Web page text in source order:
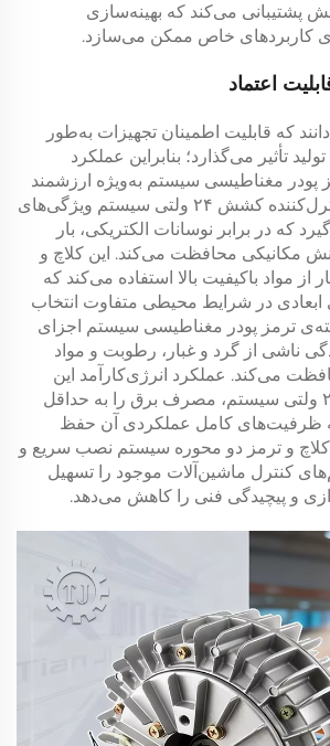
پشتیبانی می‌کند که بهینه‌سازی
کاربردهای خاص ممکن می‌سازد.
اعتماد
که قابلیت اطمینان تجهیزات به‌طور
تأثیر می‌گذارد؛ بنابراین عملکرد
پودر مغناطیسی سیستم به‌ویژه ارزشمند
کشش ۲۴ ولتی
سیستم ویژگی‌های
که در برابر نوسانات الکتریکی، بار
مکانیکی محافظت می‌کند. این کلاچ و
از مواد باکیفیت بالا استفاده می‌کند که
ابعادی در شرایط محیطی متفاوت انتخاب
ترمز پودر مغناطیسی سیستم اجزای
ناشی از گرد و غبار، رطوبت و مواد
می‌کند. عملکرد انرژی‌کارآمد این
سیستم، مصرف برق را به حداقل
ظرفیت‌های کامل عملکردی آن حفظ
کلاچ و ترمز دو محوره سیستم نصب سریع و
کنترل ماشین‌آلات موجود را تسهیل
و پیچیدگی فنی را کاهش می‌دهد.